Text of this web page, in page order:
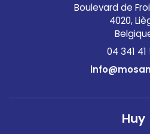
Boulevard de
4020,
04 341
Huy